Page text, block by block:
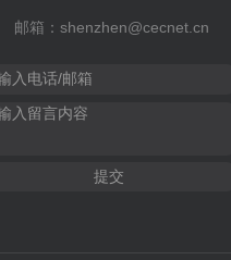
邮箱：shenzhen@cecnet.cn